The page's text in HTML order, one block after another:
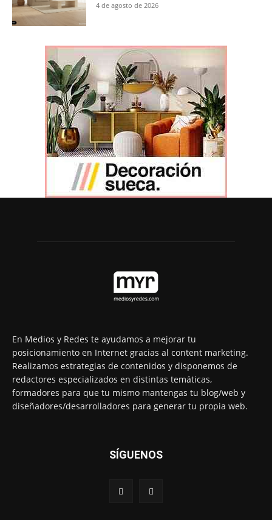
4 de agosto de 2026
En Medios y Redes te ayudamos a mejorar tu
posicionamiento en Internet gracias al content marketing.
Realizamos estrategias de contenidos y disponemos de
redactores especializados en distintas temáticas,
formadores para que tu mismo mantengas tu blog/web y
diseñadores/desarrolladores para generar tu propia web.
SÍGUENOS